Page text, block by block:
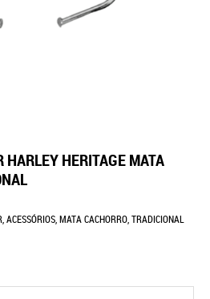
HARLEY HERITAGE MATA
ACESSÓRIOS MATA CACHORRO TRADICIONAL